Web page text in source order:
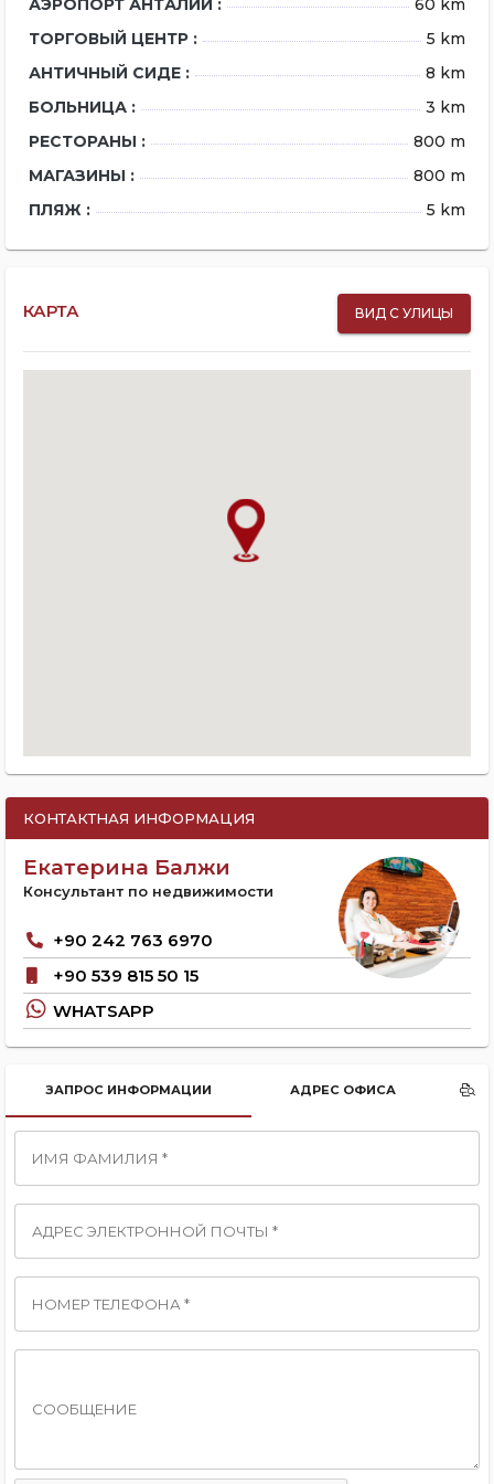
АЭРОПОРТ АНТАЛИИ :
60 km
ТОРГОВЫЙ ЦЕНТР :
5 km
АНТИЧНЫЙ СИДЕ :
8 km
БОЛЬНИЦА :
3 km
РЕСТОРАНЫ :
800 m
МАГАЗИНЫ :
800 m
ПЛЯЖ :
5 km
КАРТА ВИД С УЛИЦЫ
КОНТАКТНАЯ ИНФОРМАЦИЯ
Екатерина Балжи
Консультант по недвижимости
+90 242 763 6970
+90 539 815 50 15
WHATSAPP
ЗАПРОС ИНФОРМАЦИИ АДРЕС ОФИСА
ИМЯ ФАМИЛИЯ *
АДРЕС ЭЛЕКТРОННОЙ ПОЧТЫ *
НОМЕР ТЕЛЕФОНА *
СООБЩЕНИЕ